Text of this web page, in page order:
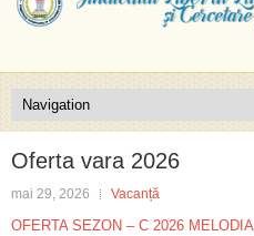
Oferta vara 2026
mai 29, 2026 Vacanță
OFERTA SEZON – C 2026 MELODIA